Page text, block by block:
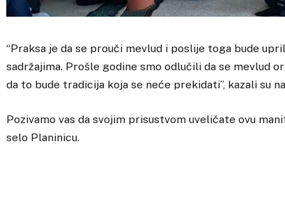
“Praksa je da se prouči mevlud i poslije toga bude
sadržajima. Prošle godine smo odlučili da se mevlud
da to bude tradicija koja se neće prekidati”, kazali su
Pozivamo vas da svojim prisustvom uveličate ovu
selo Planinicu.